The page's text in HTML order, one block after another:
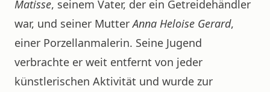
Matisse, seinem Vater, der ein Getreidehändler
war, und seiner MutterAnna Heloise Gerard,
einer Porzellanmalerin. Seine Jugend
verbrachte er weit entfernt von jeder
künstlerischen Aktivität und wurde zur